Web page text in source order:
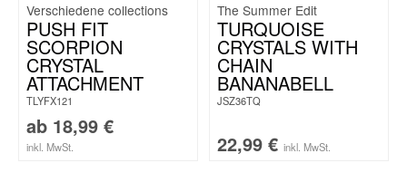
PUSH FIT
SCORPION
CRYSTAL
ATTACHMENT
TLYFX121
ab 18,99 €
inkl. MwSt.
The Summer Edit
TURQUOISE
CRYSTALS WITH
CHAIN
BANANABELL
JSZ36TQ
22,99 € inkl. MwSt.